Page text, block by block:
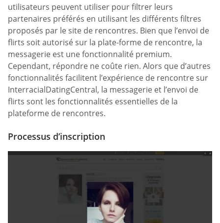
utilisateurs peuvent utiliser pour filtrer leurs
partenaires préférés en utilisant les différents filtres
proposés par le site de rencontres. Bien que l’envoi de
flirts soit autorisé sur la plate-forme de rencontre, la
messagerie est une fonctionnalité premium.
Cependant, répondre ne coûte rien. Alors que d’autres
fonctionnalités facilitent l’expérience de rencontre sur
InterracialDatingCentral, la messagerie et l’envoi de
flirts sont les fonctionnalités essentielles de la
plateforme de rencontres.
Processus d’inscription